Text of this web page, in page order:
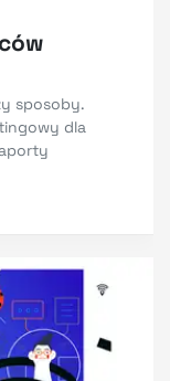
sposoby.
dla